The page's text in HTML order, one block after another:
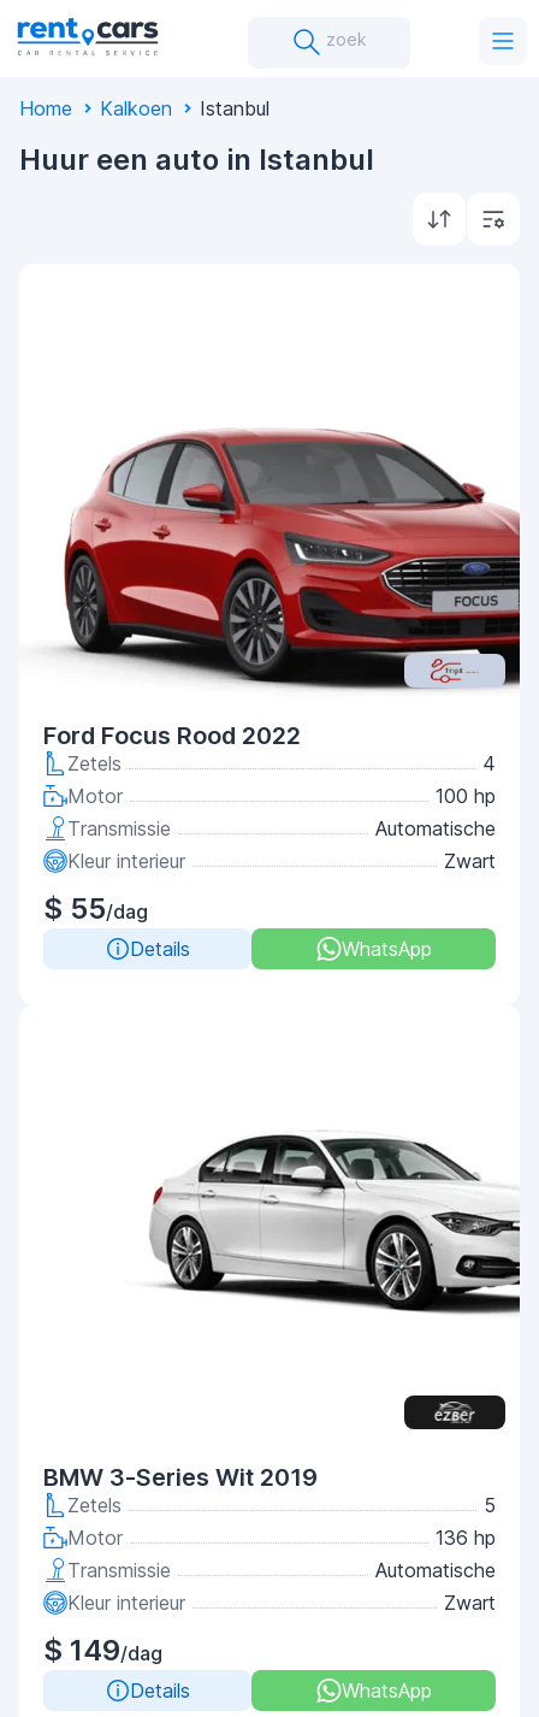
zoek
Home Kalkoen Istanbul
Huur een auto in Istanbul
Ford Focus Rood 2022
Zetels
4
Motor
100 hp
Transmissie
Automatische
Kleur interieur
Zwart
$ 55/dag
Details
WhatsApp
BMW 3-Series Wit 2019
Zetels
5
Motor
136 hp
Transmissie
Automatische
Kleur interieur
Zwart
$ 149/dag
Details
WhatsApp